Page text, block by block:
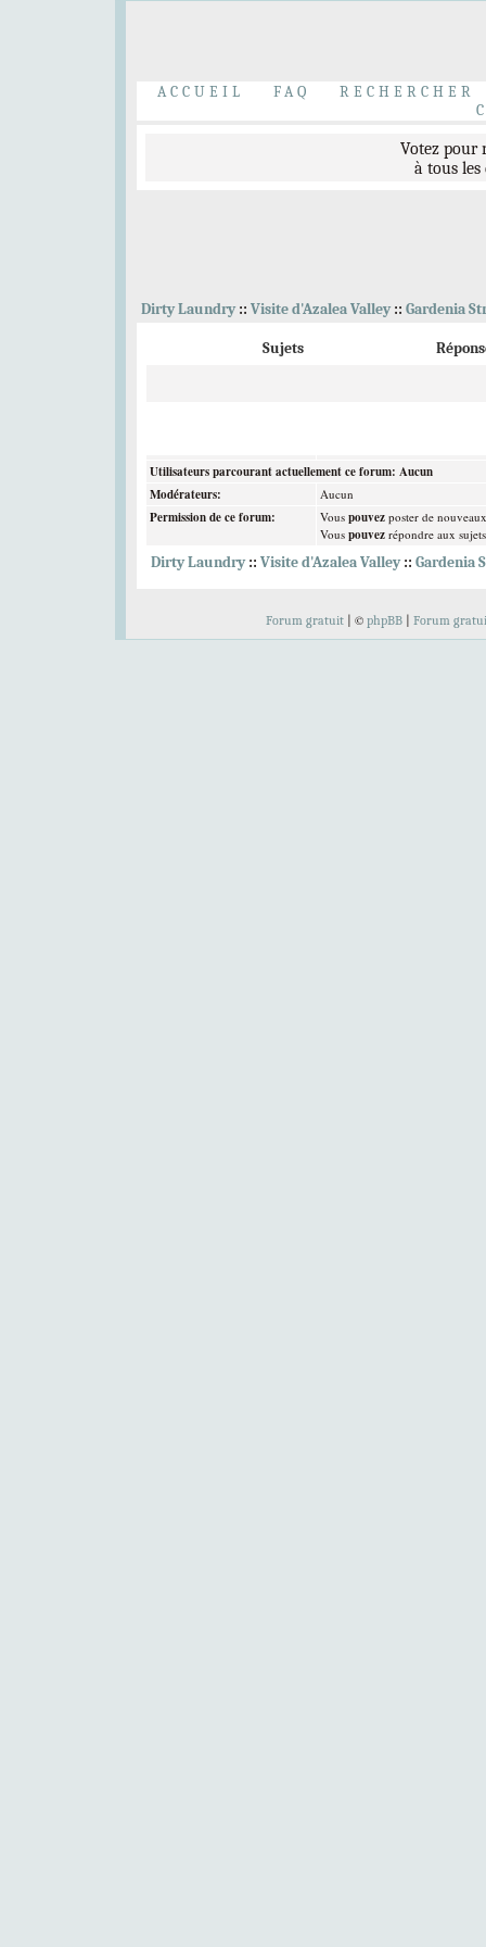
ACCUEIL FAQ
RECHERCHER
Votez pour
à tous
Et venez accueillir le
Elliott Peterson
,
Dirty Laundry:: Visite d'Azalea Valley:: Gardenia
Sujets
Utilisateurs parcourant actuellement ce forum: Aucun
Modérateurs:
Aucun
Permission de ce forum: Vous pouvez poster de
Vous pouvez répondre aux
Dirty Laundry:: Visite d'Azalea Valley:: Gardenia
Forum gratuit| © phpBB| Forum